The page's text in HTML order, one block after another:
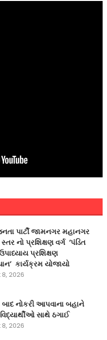
પાર્ટી જામનગર મહાનગર
સ્તર નો પ્રશિક્ષણ વર્ગ ‘પંડિત
પ્રશિક્ષણ
કાર્યક્રમ યોજાયો
2026
બાદ નોકરી આપવાના બહાને
સાથે ઠગાઈ
2026